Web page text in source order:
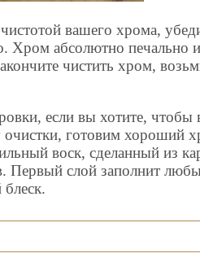
вашего хрома,
абсолютно печально
чистить хром,
если вы хотите,
готовим хороший
воск, сделанный из
Первый слой заполнит
блеск.